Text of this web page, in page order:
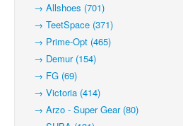
→ Allshoes (701)
→ TeetSpace (371)
→ Prime-Opt (465)
→ Demur (154)
→ FG (69)
→ Victoria (414)
→ Arzo - Super Gear (80)